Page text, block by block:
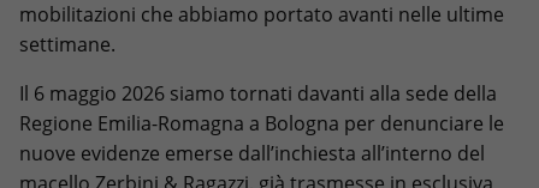
mobilitazioni che abbiamo portato avanti nelle ultime
settimane.
Il 6 maggio 2026 siamo tornati davanti alla sede della
Regione Emilia-Romagna a Bologna per denunciare le
nuove evidenze emerse dall’inchiesta all’interno del